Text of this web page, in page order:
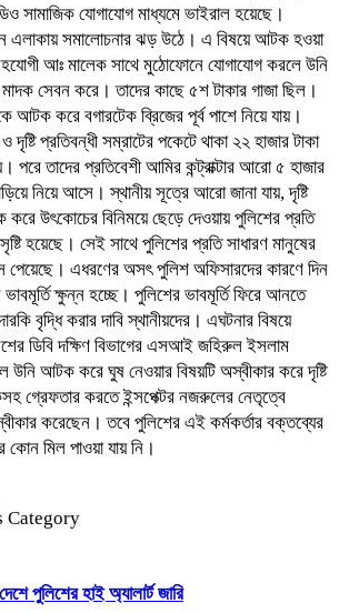
সামাজিক যোগাযোগ মাধ্যমে ভাইরাল হয়েছে।
এলাকায় সমালোচনার ঝড় উঠে। এ বিষয়ে আটক হওয়া
সহযোগী আঃ মালেক সাথে মুঠোফোনে যোগাযোগ করলে উনি
সেবন করে। তাদের কাছে ৫শ টাকার গাজা ছিল।
আটক করে বগারটেক ব্রিজের পূর্ব পাশে নিয়ে যায়।
প্রতিবন্ধী সম্রাটের পকেটে থাকা ২২ হাজার টাকা
তাদের প্রতিবেশী আমির কন্ট্রাক্টার আরো ৫ হাজার
নিয়ে আসে। স্থানীয় সূত্রে আরো জানা যায়, দৃষ্টি
উৎকোচের বিনিময়ে ছেড়ে দেওয়ায় পুলিশের প্রতি
হয়েছে। সেই সাথে পুলিশের প্রতি সাধারণ মানুষের
পেয়েছে। এধরণের অসৎ পুলিশ অফিসারদের কারণে দিন
ক্ষুন্ন হচ্ছে। পুলিশের ভাবমূর্তি ফিরে আনতে
বৃদ্ধি করার দাবি স্থানীয়দের। এঘটনার বিষয়ে
ডিবি দক্ষিণ বিভাগের এসআই জহিরুল ইসলাম
উনি আটক করে ঘুষ নেওয়ার বিষয়টি অস্বীকার করে দৃষ্টি
গ্রেফতার করতে ইন্সপেক্টর নজরুলের নেতৃত্বে
করেছেন। তবে পুলিশের এই কর্মকর্তার বক্তব্যের
কোন মিল পাওয়া যায় নি।
Category
পুলিশের হাই অ্যালার্ট জারি